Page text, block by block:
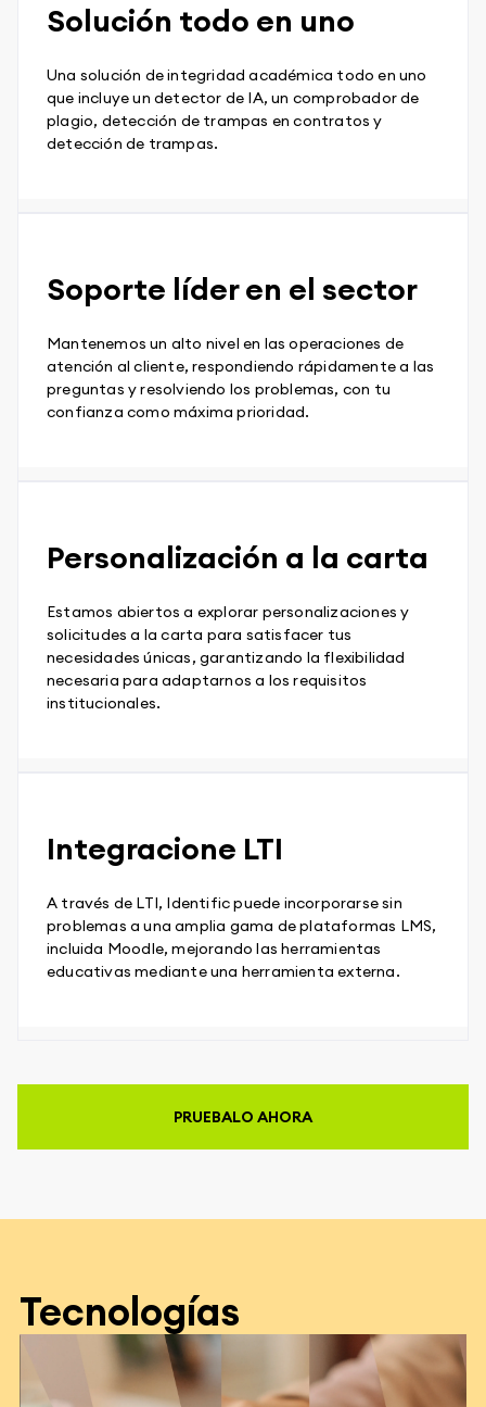
Solución todo en uno
Una solución de integridad académica todo en uno
que incluye un detector de IA, un comprobador de
plagio, detección de trampas en contratos y
detección de trampas.
Soporte líder en el sector
Mantenemos un alto nivel en las operaciones de
atención al cliente, respondiendo rápidamente a las
preguntas y resolviendo los problemas, con tu
confianza como máxima prioridad.
Personalización a la carta
Estamos abiertos a explorar personalizaciones y
solicitudes a la carta para satisfacer tus
necesidades únicas, garantizando la flexibilidad
necesaria para adaptarnos a los requisitos
institucionales.
Integracione LTI
A través de LTI, Identific puede incorporarse sin
problemas a una amplia gama de plataformas LMS,
incluida Moodle, mejorando las herramientas
educativas mediante una herramienta externa.
PRUEBALO AHORA
Tecnologías